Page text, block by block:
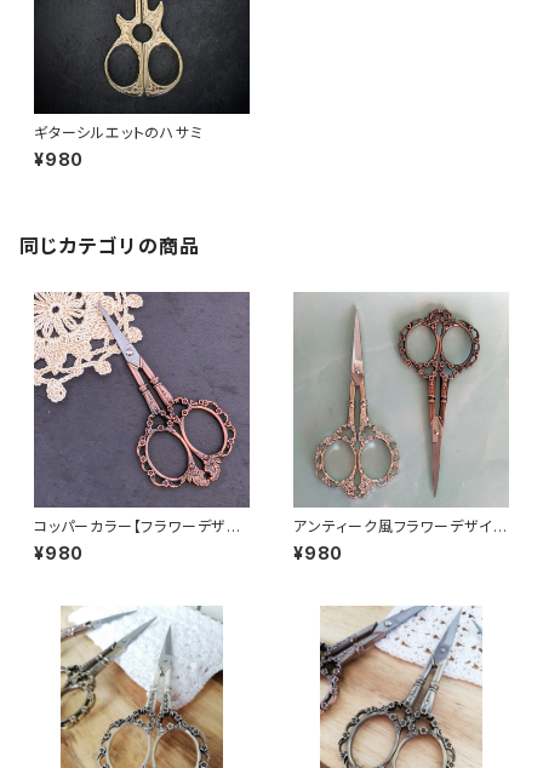
ギターシルエットのハサミ
¥980
同じカテゴリの商品
コッパーカラー【フラワーデザイ
ンアンティーク風シザー】手芸用
はさみ
¥980
アンティーク風フラワーデザイン
シザー（12センチ）
¥980